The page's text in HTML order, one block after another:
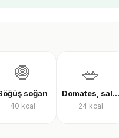
🧅
soğan
40 kcal
🥗
Domates, salatalık ve biber salatası
24 kcal